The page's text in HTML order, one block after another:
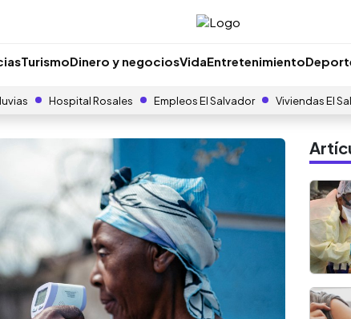
TurismoDinero y negociosVidaEntretenimiento
Hospital Rosales Empleos El Salvador Viviendas El